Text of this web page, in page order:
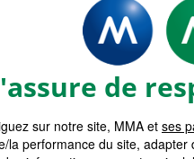
MMA
la formule adaptée à
de
sur notre site, MMA etses
la performance du site,